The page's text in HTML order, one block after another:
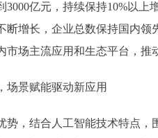
亿元，持续保持10%以上
断增长，企业总数保持国内
场主流应用和生态平台，推
景赋能驱动新应用
，结合人工智能技术特点，